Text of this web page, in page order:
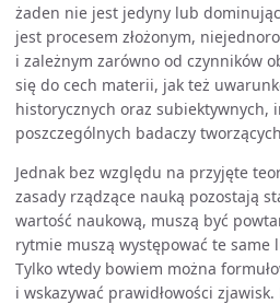
żaden nie jest jedyny lub
jest procesem złożonym,
i zależnym zarówno od czynników
się do cech materii, jak też
historycznych oraz subiektywnych,
poszczególnych badaczy
Jednak bez względu na przyjęte
zasady rządzące nauką pozostają
wartość naukową, muszą być
rytmie muszą występować te same
Tylko wtedy bowiem można
i wskazywać prawidłowości